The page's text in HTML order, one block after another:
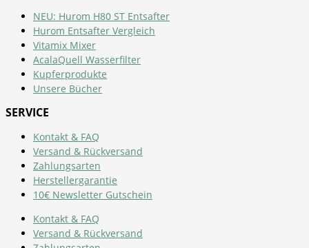
NEU: Hurom H80 ST Entsafter
Hurom Entsafter Vergleich
Vitamix Mixer
AcalaQuell Wasserfilter
Kupferprodukte
Unsere Bücher
SERVICE
Kontakt & FAQ
Versand & Rückversand
Zahlungsarten
Herstellergarantie
10€ Newsletter Gutschein
Kontakt & FAQ
Versand & Rückversand